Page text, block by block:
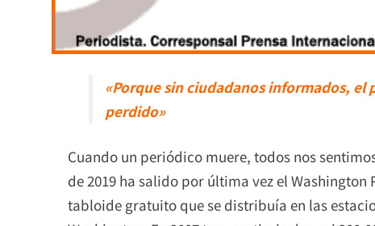
«Porque sin ciudadanos informados, el
perdido»
Cuando un periódico muere, todos nos
de 2019 ha salido por última vez el Washington
tabloide gratuito que se distribuía en las